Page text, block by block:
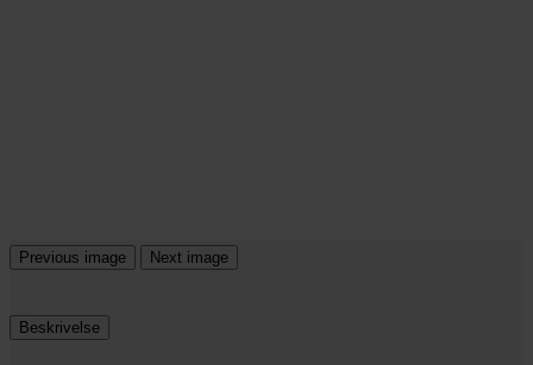
Previous image Next image
Beskrivelse